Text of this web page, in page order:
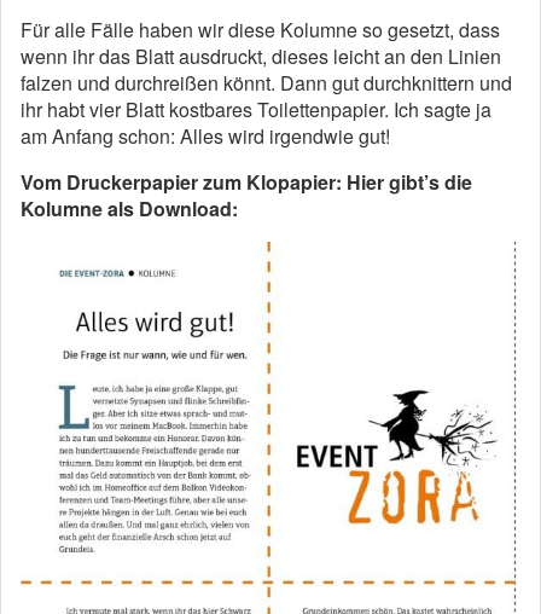
Für alle Fälle haben wir diese Kolumne so gesetzt, dass
wenn ihr das Blatt ausdruckt, dieses leicht an den Linien
falzen und durchreißen könnt. Dann gut durchknittern und
ihr habt vier Blatt kostbares Toilettenpapier. Ich sagte ja
am Anfang schon: Alles wird irgendwie gut!
Vom Druckerpapier zum Klopapier: Hier gibt’s die
Kolumne als Download: